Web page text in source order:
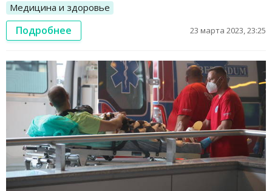
Медицина и здоровье
Подробнее 23 марта 2023, 23:25